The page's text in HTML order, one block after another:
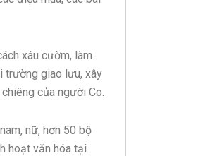
xâu cườm, làm
trường giao lưu, xây
của người Co.
nữ, hơn 50 bộ
hoạt văn hóa tại